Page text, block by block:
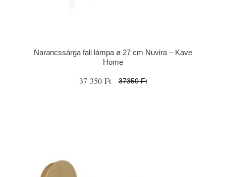
Narancssárga fali lámpa ø 27 cm Nuvira – Kave
Home
37 350 Ft 37350 Ft